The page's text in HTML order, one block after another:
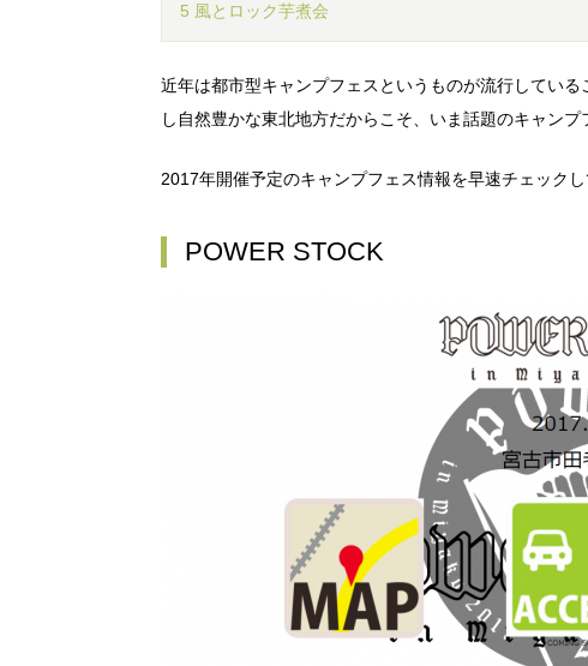
5 風とロック芋煮会
近年は都市型キャンプフェスというものが流行してい
し自然豊かな東北地方だからこそ、いま話題のキャンプ
2017年開催予定のキャンプフェス情報を早速チェックし
POWER STOCK